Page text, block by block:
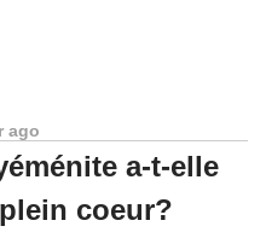
ago
a-t-elle
coeur?